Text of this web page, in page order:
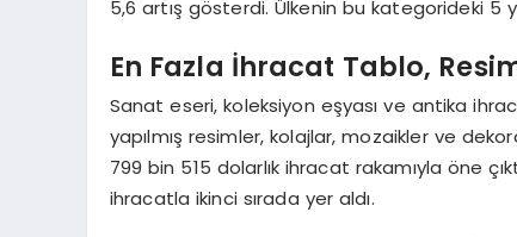
5,6 artış gösterdi. Ülkenin bu kategorideki 5
En Fazla İhracat Tablo,
Sanat eseri, koleksiyon eşyası ve antika
yapılmış resimler, kolajlar, mozaikler ve
799 bin 515 dolarlık ihracat rakamıyla öne
ihracatla ikinci sırada yer aldı.